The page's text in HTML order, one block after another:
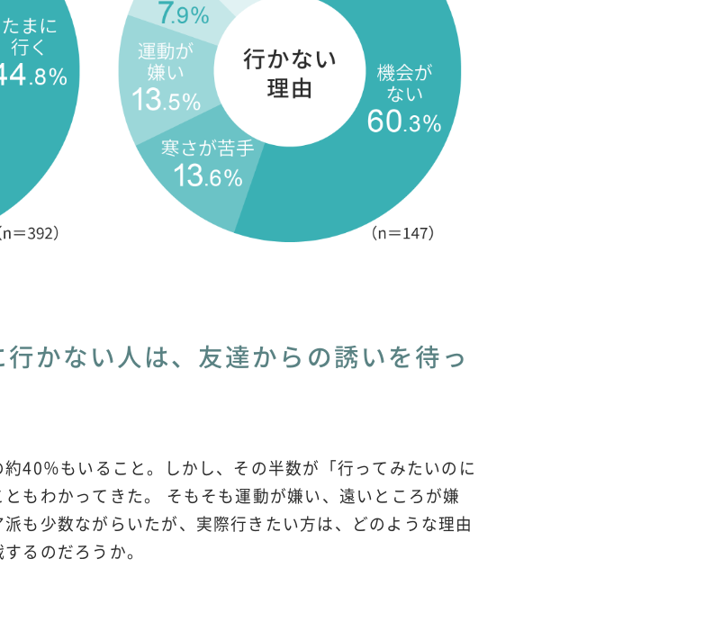
かない人は、友達からの誘いを待っ
40％もいること。しかし、その半数が「行ってみたいのに
もわかってきた。 そもそも運動が嫌い、遠いところが嫌
も少数ながらいたが、実際行きたい方は、どのような理由
るのだろうか。